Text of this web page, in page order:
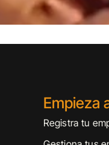
Empieza
Registra tu